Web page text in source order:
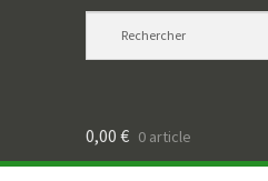
0,00 € 0 article